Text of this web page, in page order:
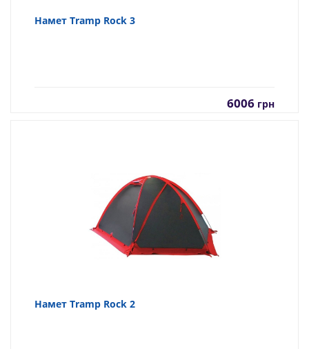
Намет Tramp Rock 3
6006 грн
Намет Tramp Rock 2